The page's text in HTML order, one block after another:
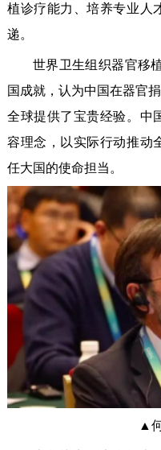
植诊疗能力、培养专业人
递。
世界卫生组织器官移
国成就，认为中国在器官
全球提供了宝贵经验。中
容理念，以实际行动推动
任大国的使命担当。
▲